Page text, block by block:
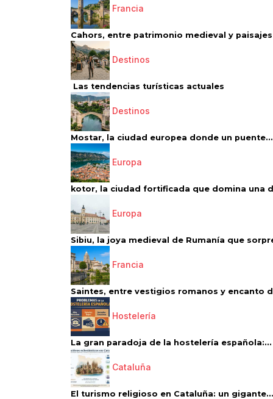
Francia
Cahors, entre patrimonio medieval y paisajes
Destinos
Las tendencias turísticas actuales
Destinos
Mostar, la ciudad europea donde un puente...
Europa
kotor, la ciudad fortificada que domina una
Europa
Sibiu, la joya medieval de Rumanía que
Francia
Saintes, entre vestigios romanos y encanto
Hostelería
La gran paradoja de la hostelería española:...
Cataluña
El turismo religioso en Cataluña: un gigante...